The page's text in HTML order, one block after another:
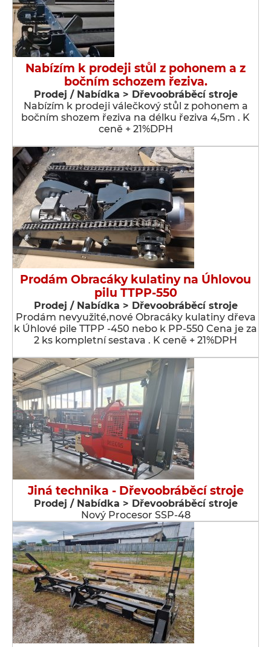
Nabízím k prodeji stůl z pohonem a z
bočním schozem řeziva.
Prodej / Nabídka > Dřevoobráběcí stroje
Nabízím k prodeji válečkový stůl z pohonem a
bočním shozem řeziva na délku řeziva 4,5m . K
ceně + 21%DPH
Prodám Obracáky kulatiny na Úhlovou
pilu TTPP-550
Prodej / Nabídka > Dřevoobráběcí stroje
Prodám nevyužité,nové Obracáky kulatiny dřeva
k Úhlové pile TTPP -450 nebo k PP-550 Cena je za
2 ks kompletní sestava . K ceně + 21%DPH
Jiná technika - Dřevoobráběcí stroje
Prodej / Nabídka > Dřevoobráběcí stroje
Nový Procesor SSP-48